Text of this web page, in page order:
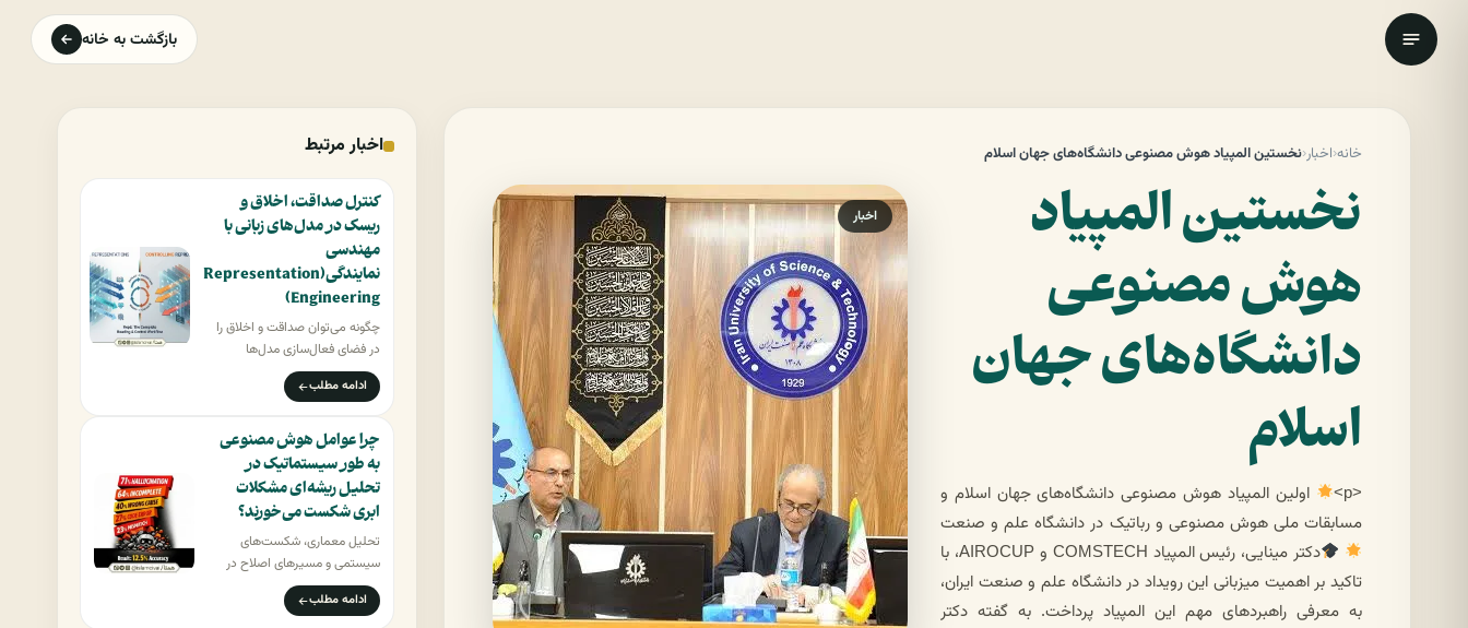
بازگشت به خانه
خانه‹اخبار‹نخستین المپیاد هوش مصنوعی دانشگاه‌های جهان اسلام
نخستین المپیاد
هوش مصنوعی
دانشگاه‌های جهان
اسلام
<p>
اولین المپیاد هوش مصنوعی دانشگاه‌های جهان اسلام و
مسابقات ملی هوش مصنوعی و رباتیک در دانشگاه علم و صنعت
دکتر مینایی، رئیس المپیاد COMSTECH و AIROCUP، با
تاکید بر اهمیت میزبانی این رویداد در دانشگاه علم و صنعت ایران،
به معرفی راهبردهای مهم این المپیاد پرداخت. به گفته دکتر
اخبار
اخبار مرتبط
کنترل صداقت، اخلاق و
ریسک در مدل‌های زبانی با
مهندسی
نمایندگی(Representation
Engineering)
چگونه می‌توان صداقت و اخلاق را
در فضای فعال‌سازی مدل‌ها
شناسایی کرد؟
چکیده این
مقاله…
ادامه مطلب
چرا عوامل هوش مصنوعی
به طور سیستماتیک در
تحلیل ریشه‌ای مشکلات
ابری شکست می‌خورند؟
تحلیل معماری، شکست‌های
سیستمی و مسیرهای اصلاح در
کیم (Taeyoon Kim)…ادامه مطلب